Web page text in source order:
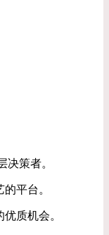
决策者。
平台。
质机会。